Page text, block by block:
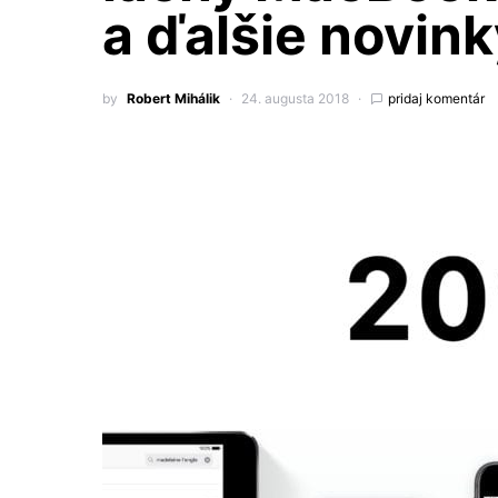
a ďalšie
by Robert Mihálik 24. augusta 2018 pridaj komentár